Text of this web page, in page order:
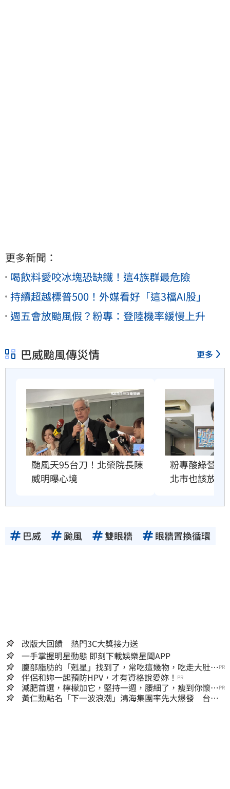
更多新聞：
喝飲料愛咬冰塊恐缺鐵！這4族群最危險
持續超越標普500！外媒看好「這3檔AI股」
週五會放颱風假？粉專：登陸機率緩慢上升
巴威颱風傳災情 更多
颱風天95台刀！北榮院長陳
威明曝心境
粉專酸綠營颱
北市也該放4天
巴威 颱風 雙眼牆 眼牆置換循環
改版大回饋 熱門3C大獎接力送
一手掌握明星動態 即刻下載娛樂星聞APP
腹部脂肪的「剋星」找到了，常吃這幾物，吃走大肚
囊，瘦出小蠻腰
PR
伴侶和妳一起預防HPV，才有資格說愛妳！ PR
減肥首選，檸檬加它，堅持一週，腰細了，瘦到你懷疑
人生
PR
黃仁勳點名「下一波浪潮」鴻海集團率先大爆發 台股